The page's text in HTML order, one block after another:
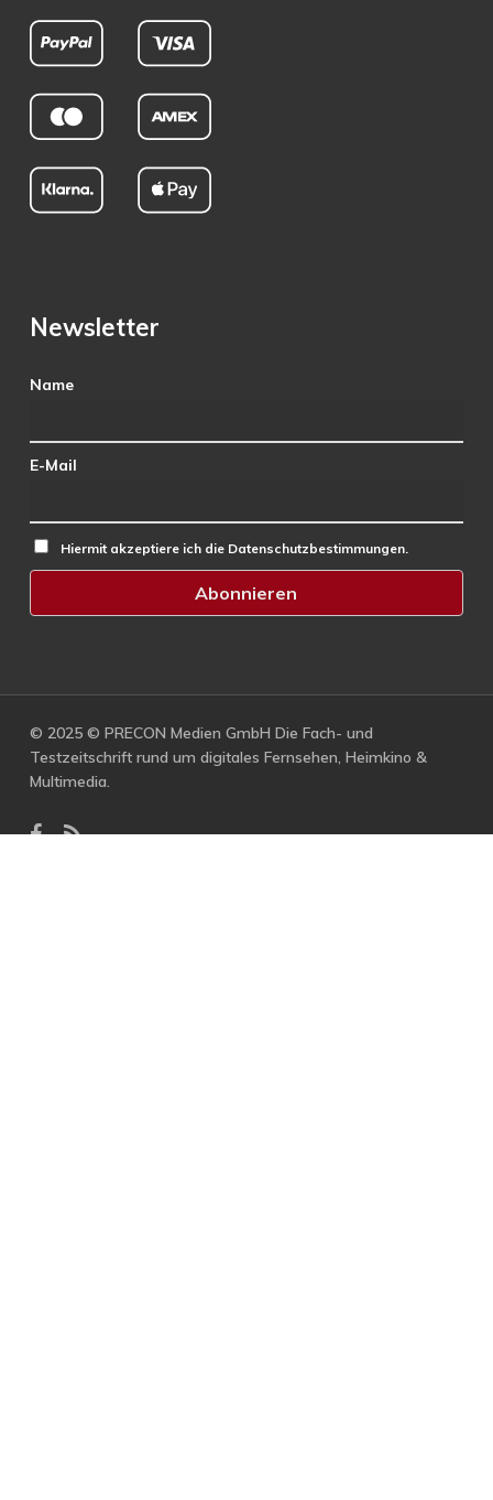
Newsletter
Name
E-Mail
Hiermit akzeptiere ich die Datenschutzbestimmungen.
© 2025 © PRECON Medien GmbH Die Fach- und
Testzeitschrift rund um digitales Fernsehen, Heimkino &
Multimedia.
facebook
RSS